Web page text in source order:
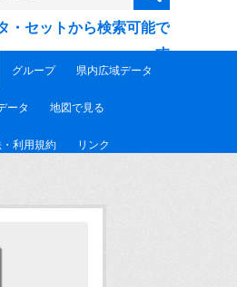
・セットから検索可能で
す
グループ 県内広域データ
ータ 地図で見る
利用規約 リンク